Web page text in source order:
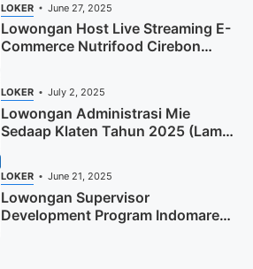
LOKER June 27, 2025
Lowongan Host Live Streaming E-
Commerce Nutrifood Cirebon
LOKER July 2, 2025
Lowongan Administrasi Mie
Sedaap Klaten Tahun 2025 (Lamar
LOKER June 21, 2025
Lowongan Supervisor
Development Program Indomaret